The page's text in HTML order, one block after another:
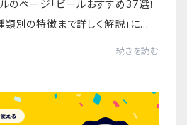
のページ「ビールおすすめ37選！
別の特徴まで詳しく解説」に識
続きを読む